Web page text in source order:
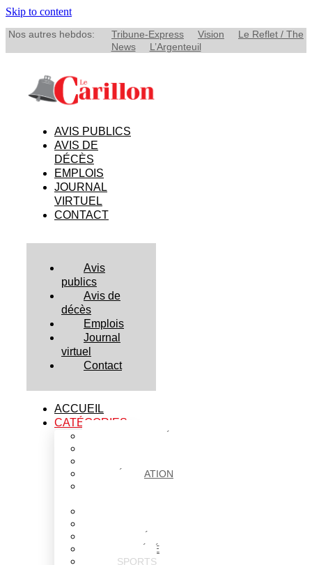
Skip to content
Nos autres hebdos: Tribune-Express Vision
Le Reflet / The
News
L’Argenteuil
AVIS PUBLICS
AVIS DE
DÉCÈS
EMPLOIS
JOURNAL
VIRTUEL
CONTACT
Avis
publics
Avis de
décès
Emplois
Journal
virtuel
Contact
ACCUEIL
CATÉGORIES
ÉDUCATION
SOCIÉTÉ
SPORTS